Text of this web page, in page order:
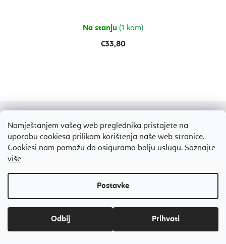
Namještanjem vašeg web preglednika pristajete na
uporabu cookiesa prilikom korištenja naše web stranice.
Cookiesi nam pomažu da osiguramo bolju uslugu. Saznajte
više
Odbij
zvjezdica.
Na stanju (1 kom)
€33,80
98 %
PROVJERENIH MIŠLJENJA
ZADOVOLJNIH KUPACA